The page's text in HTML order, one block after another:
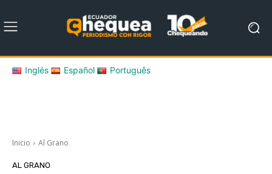
Inglés Español Português
Inicio Al Grano
AL GRANO